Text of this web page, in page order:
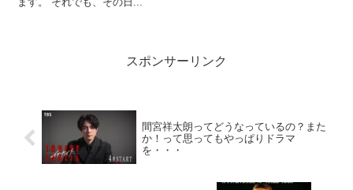
スポンサーリンク
間宮祥太朗ってどうなっているの？また
か！って思ってもやっぱりドラマ
を・・・